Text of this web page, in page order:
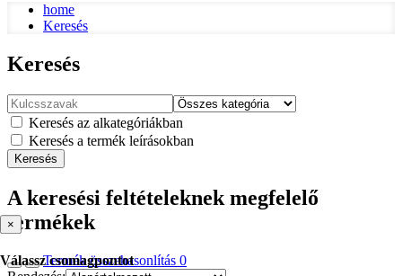
home
Keresés
Keresés
Keresés az alkategóriákban
Keresés a termék leírásokban
Keresés
A keresési feltételeknek megfelelő
termékek
Termék összehasonlítás 0
×
Válassz csomagpontot